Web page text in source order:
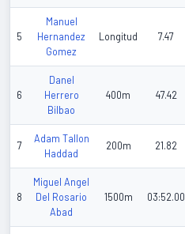
5
Manuel
Hernandez
Gomez
Longitud 7.47
6
Danel
Herrero
Bilbao
400m 47.42
7
Adam Tallon
Haddad
200m 21.82
8
Miguel Angel
Del Rosario
Abad
1500m 03:52.00